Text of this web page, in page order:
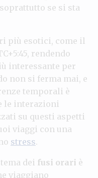
se si sta
più esotici, come il
rendendo
interessante per
non si ferma mai, e
temporali è
le interazioni
su questi aspetti
viaggi con una
stress.
dei fusi orari è
viaggiano